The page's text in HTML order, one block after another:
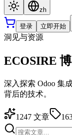
zh
登录 立即开始
洞见与资源
ECOSIRE
深入探索 Odoo 集
背后的技术。
1247 文章